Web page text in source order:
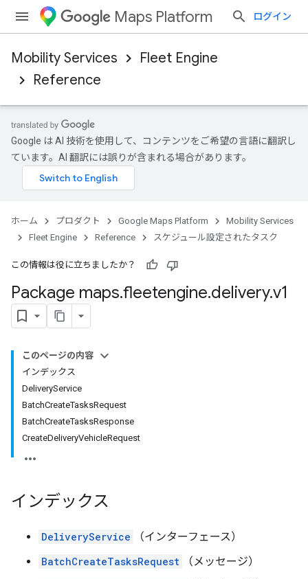
Maps Platform ログイン
Mobility Services
Fleet Engine
Reference
Google は AI 技術を使用して、コンテンツをご希望の言語に翻訳し
ています。AI 翻訳には誤りが含まれる場合があります。
ホーム プロダクト Google Maps Platform
Mobility Services
Fleet Engine
Reference スケジュール設定されたタスク
この情報は役に立ちましたか？
Package maps.fleetengine.delivery.v1
このページの内容
インデックス
DeliveryService
BatchCreateTasksRequest
BatchCreateTasksResponse
CreateDeliveryVehicleRequest
インデックス
DeliveryService
（インターフェース）
BatchCreateTasksRequest
（メッセージ）